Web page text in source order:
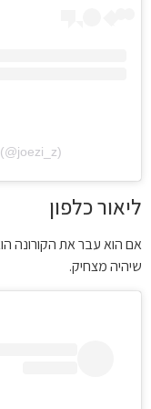
ליאור כלפון
אם הוא עבר את הקורונה
שיהיה מצחיק.